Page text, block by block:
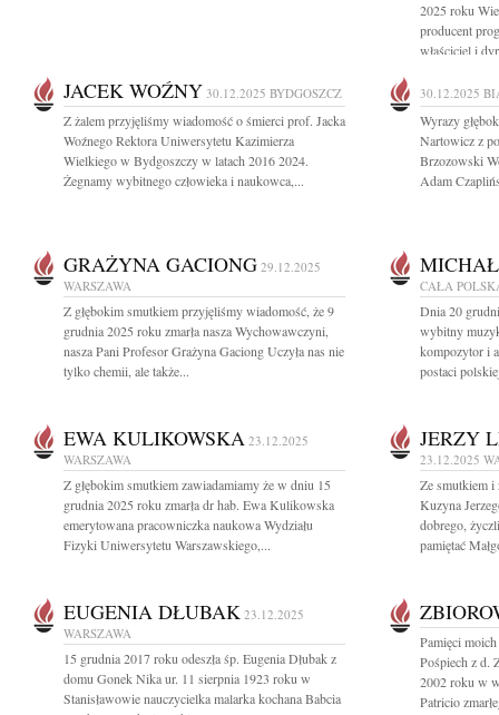
2025 roku
producent
właściciel i
JACEK WOŹNY 30.12.2025 BYDGOSZCZ
Z żalem przyjęliśmy wiadomość o śmierci prof. Jacka
Woźnego Rektora Uniwersytetu Kazimierza
Wielkiego w Bydgoszczy w latach 2016 2024.
Żegnamy wybitnego człowieka i naukowca,...
30.12.2025
Wyrazy
Nartowicz z
Brzozowski
Adam
GRAŻYNA GACIONG 29.12.2025
WARSZAWA
Z głębokim smutkiem przyjęliśmy wiadomość, że 9
grudnia 2025 roku zmarła nasza Wychowawczyni,
nasza Pani Profesor Grażyna Gaciong Uczyła nas nie
tylko chemii, ale także...
CAŁA
Dnia 20
wybitny
kompozytor i
postaci
EWA KULIKOWSKA 23.12.2025
WARSZAWA
Z głębokim smutkiem zawiadamiamy że w dniu 15
grudnia 2025 roku zmarła dr hab. Ewa Kulikowska
emerytowana pracowniczka naukowa Wydziału
Fizyki Uniwersytetu Warszawskiego,...
JERZY
23.12.2025
Ze smutkiem i
Kuzyna
dobrego,
pamiętać
EUGENIA DŁUBAK 23.12.2025
WARSZAWA
15 grudnia 2017 roku odeszła śp. Eugenia Dłubak z
domu Gonek Nika ur. 11 sierpnia 1923 roku w
Stanisławowie nauczycielka malarka kochana Babcia
Pamięci
Pośpiech z d.
2002 roku w
Patricio